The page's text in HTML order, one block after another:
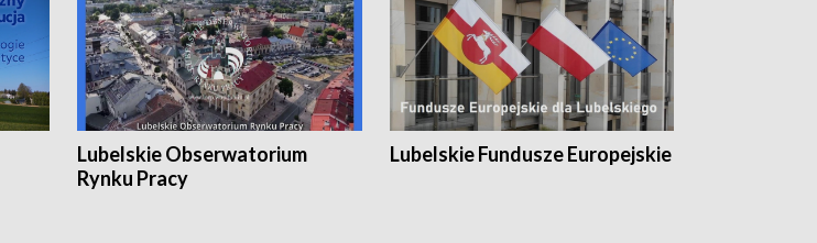
Lubelskie Obserwatorium
Rynku Pracy
Lubelskie Fundusze Europejskie